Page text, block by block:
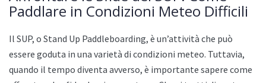
Paddlare in Condizioni Meteo Difficili
Il SUP, o Stand Up Paddleboarding, è un’attività che può
essere goduta in una varietà di condizioni meteo. Tuttavia,
quando il tempo diventa avverso, è importante sapere come